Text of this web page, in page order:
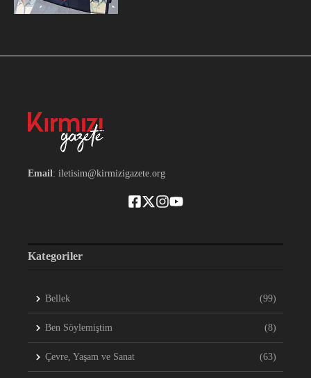
Email: iletisim@kirmizigazete.org
Kategoriler
Bellek (99)
Ben Söylemiştim (8)
Çevre, Yaşam ve Sanat (63)